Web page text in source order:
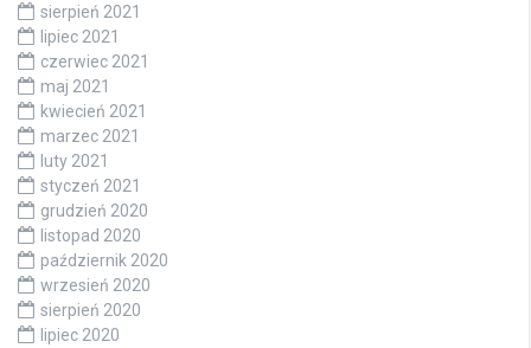
sierpień 2021
lipiec 2021
czerwiec 2021
maj 2021
kwiecień 2021
marzec 2021
luty 2021
styczeń 2021
grudzień 2020
listopad 2020
październik 2020
wrzesień 2020
sierpień 2020
lipiec 2020